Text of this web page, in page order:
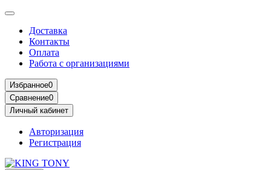
Доставка
Контакты
Оплата
Работа с организациями
Избранное0
Сравнение0
Личный кабинет
Авторизация
Регистрация